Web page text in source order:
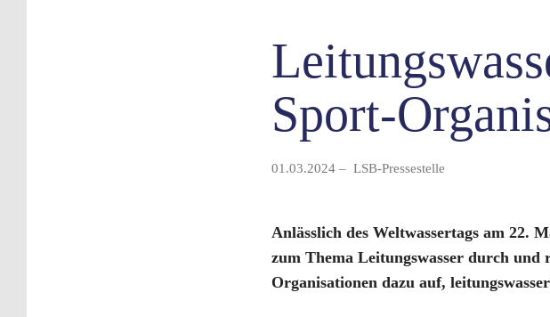
Sport-
01.03.2024 – LSB-Pressestelle
Anlässlich des Weltwassertags am 22.
zum Thema Leitungswasser durch
Organisationen dazu auf,